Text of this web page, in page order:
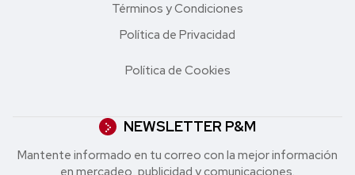
Términos y Condiciones
Política de Privacidad
Política de Cookies
NEWSLETTER P&M
Mantente informado en tu correo con la mejor in formación